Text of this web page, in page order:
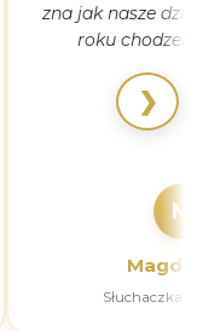
zna jak nasze
roku
M
Słuchaczka
❯